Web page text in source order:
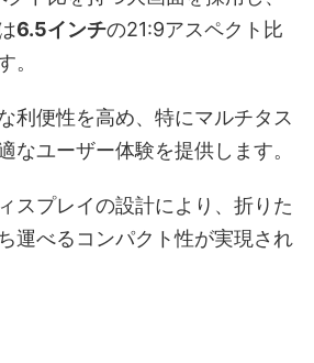
6.5インチの21:9アスペクト比
。
利便性を高め、特にマルチタス
なユーザー体験を提供します。
スプレイの設計により、折りた
運べるコンパクト性が実現され